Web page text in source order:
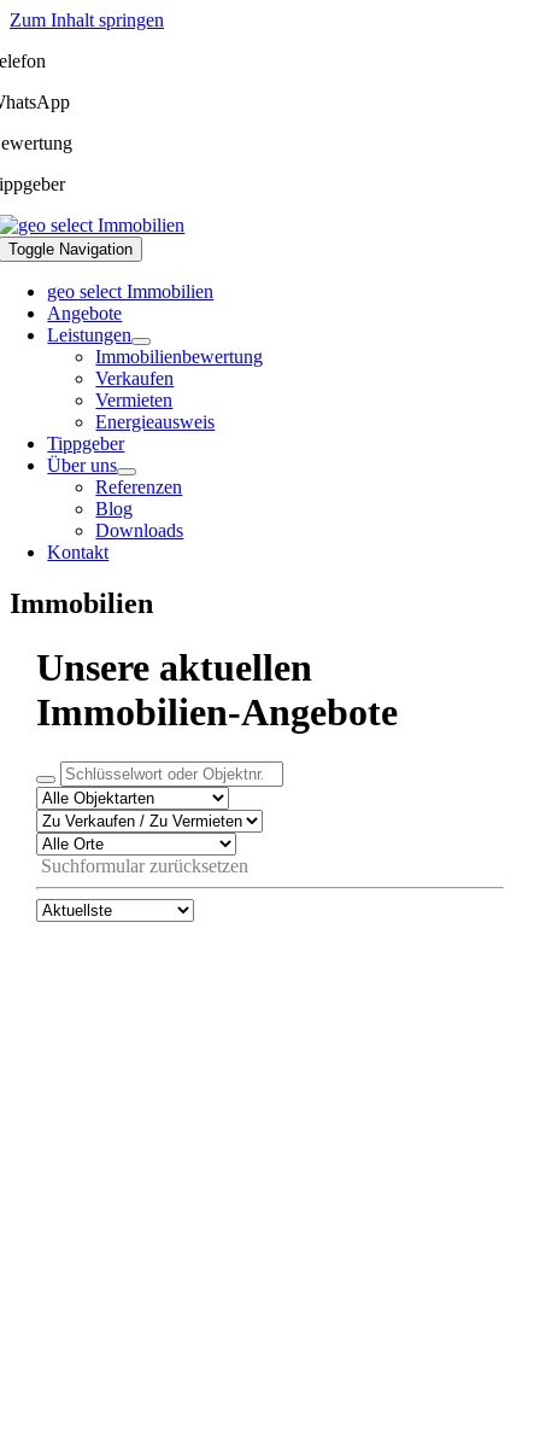
Zum Inhalt springen
Toggle Navigation
geo select Immobilien
Angebote
Leistungen
Immobilienbewertung
Verkaufen
Vermieten
Energieausweis
Tippgeber
Über uns
Referenzen
Blog
Downloads
Kontakt
Immobilien
Unsere aktuellen
Immobilien-Angebote
Suchformular zurücksetzen